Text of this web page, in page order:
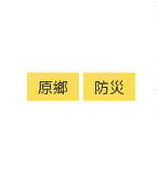
原鄉 防災